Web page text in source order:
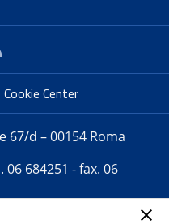
Cookie Center
67/d – 00154 Roma
06 684251 - fax. 06